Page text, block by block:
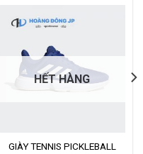
HẾT HÀNG
GIÀY TENNIS PICKLEBALL